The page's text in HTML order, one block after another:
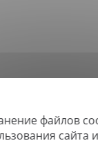
файлов
сайта
PPTX, XLSX, XLS, RTF,